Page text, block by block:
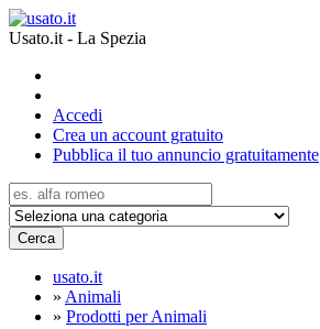
Usato.it - La Spezia
Accedi
Crea un account gratuito
Pubblica il tuo annuncio gratuitamente
Cerca
usato.it
» Animali
» Prodotti per Animali